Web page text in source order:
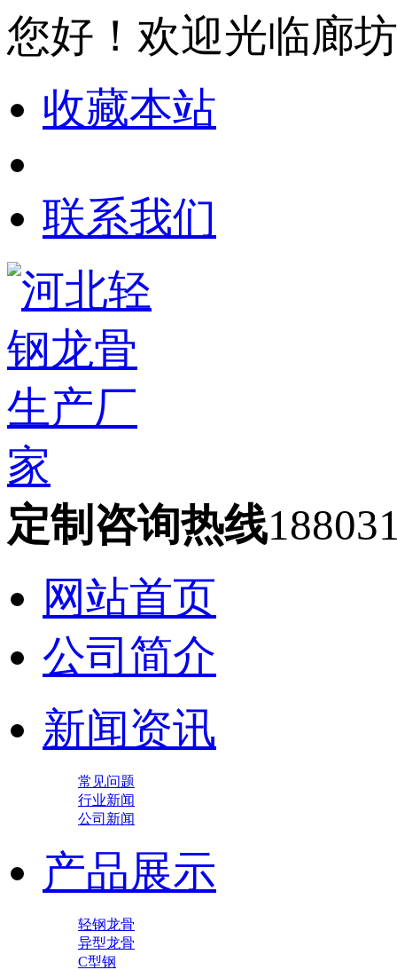
您好！欢迎光临廊
收藏本站
联系我们
定制咨询热线
网站首页
公司简介
新闻资讯
常见问题
行业新闻
公司新闻
产品展示
轻钢龙骨
异型龙骨
C型钢